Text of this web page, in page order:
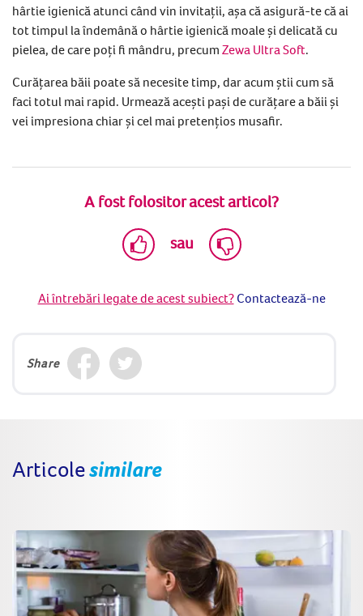
hârtie igienică atunci când vin invitații, așa că asigură-te că ai
tot timpul la îndemână o hârtie igienică moale și delicată cu
pielea, de care poți fi mândru, precum Zewa Ultra Soft.
Curățarea băii poate să necesite timp, dar acum știi cum să
faci totul mai rapid. Urmează acești pași de curățare a băii și
vei impresiona chiar și cel mai pretențios musafir.
A fost folositor acest articol?
sau
Ai întrebări legate de acest subiect?Contactează-ne
Share
Articolesimilare